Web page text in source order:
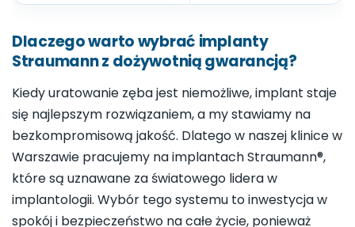
Dlaczego warto wybrać implanty
Straumann z dożywotnią gwarancją?
Kiedy uratowanie zęba jest niemożliwe, implant staje
się najlepszym rozwiązaniem, a my stawiamy na
bezkompromisową jakość. Dlatego w naszej klinice w
Warszawie pracujemy na implantach Straumann®,
które są uznawane za światowego lidera w
implantologii. Wybór tego systemu to inwestycja w
spokój i bezpieczeństwo na całe życie, ponieważ